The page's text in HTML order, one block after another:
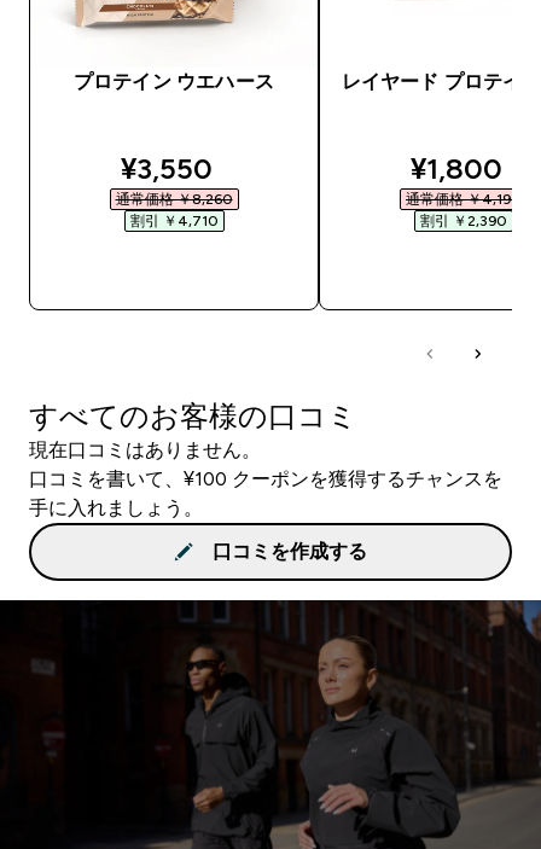
プロテイン ウエハース
discounted price
¥3,550‎
通常価格 ￥8,260‎
割引 ￥4,710‎
レイヤード プロテイ
¥1,800‎
通常価格 ￥4,190‎
割引 ￥2,390‎
すべてのお客様の口コミ
現在口コミはありません。
口コミを書いて、¥100 クーポンを獲得するチャンスを
手に入れましょう。
口コミを作成する